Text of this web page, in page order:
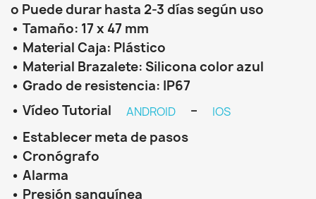
o Puede durar hasta 2-3 días según uso
• Tamaño: 17 x 47 mm
• Material Caja: Plástico
• Material Brazalete: Silicona color azul
• Grado de resistencia: IP67
• Vídeo Tutorial ANDROID – IOS
• Establecer meta de pasos
• Cronógrafo
• Alarma
• Presión sanguínea